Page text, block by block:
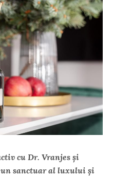
cu Dr. Vranjes și
sanctuar al luxului și